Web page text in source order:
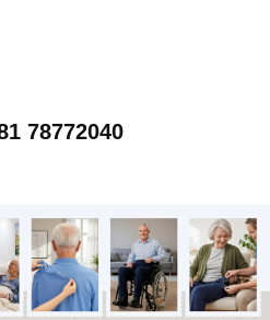
78772040